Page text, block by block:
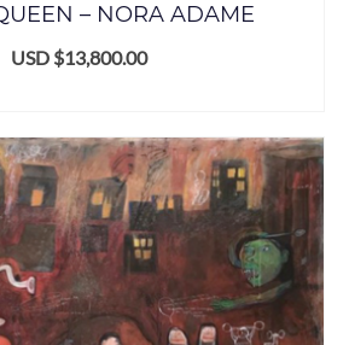
– NORA ADAME
USD $13,800.00